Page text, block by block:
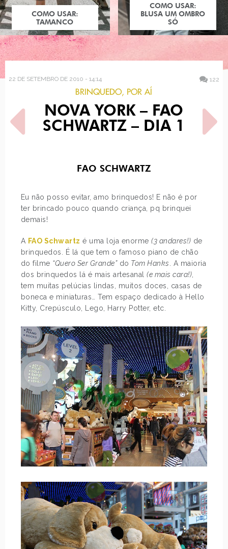
COMO USAR:
TAMANCO
COMO USAR:
BLUSA UM OMBRO
SÓ
22 DE SETEMBRO DE 2010 - 14:14 122
BRINQUEDO, POR AÍ
NOVA YORK – FAO
SCHWARTZ – DIA 1
FAO SCHWARTZ
Eu não posso evitar, amo brinquedos! E não é por
ter brincado pouco quando criança, pq brinquei
demais!
A FAO Schwartz é uma loja enorme(3 andares!) de
brinquedos. É lá que tem o famoso piano de chão
do filme “Quero Ser Grande”do Tom Hanks
. A maioria
dos brinquedos lá é mais artesanal(e mais cara!)
tem muitas pelúcias lindas, muitos doces, casas de
boneca e miniaturas… Tem espaço dedicado à Hello
Kitty, Crepúsculo, Lego, Harry Potter, etc.
PRÓXIMO POST